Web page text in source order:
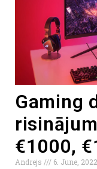
Gaming
€1000,
Andrejs
6. June, 2022